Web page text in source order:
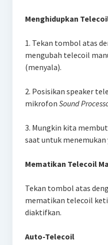
Menghidupkan
1. Tekan tombol atas
mengubah telecoil
(menyala).
2. Posisikan speaker
mikrofon Sound
3. Mungkin kita
saat untuk
Mematikan Telecoil
Tekan tombol atas
mematikan telecoil
diaktifkan.
Auto-Telecoil